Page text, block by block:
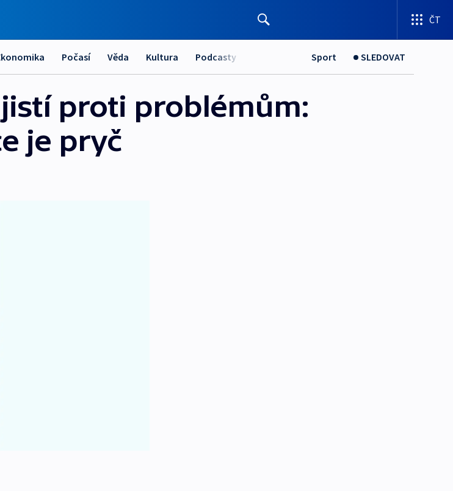
ČT
Počasí Věda Kultura Podcasty Sport SLEDOVAT
jistí proti problémům:
je pryč